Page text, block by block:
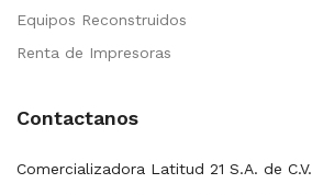
Equipos Reconstruidos
Renta de Impresoras
Contactanos
Comercializadora Latitud 21 S.A. de C.V.